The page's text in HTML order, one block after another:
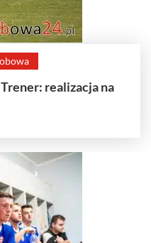
Trener: realizacja na